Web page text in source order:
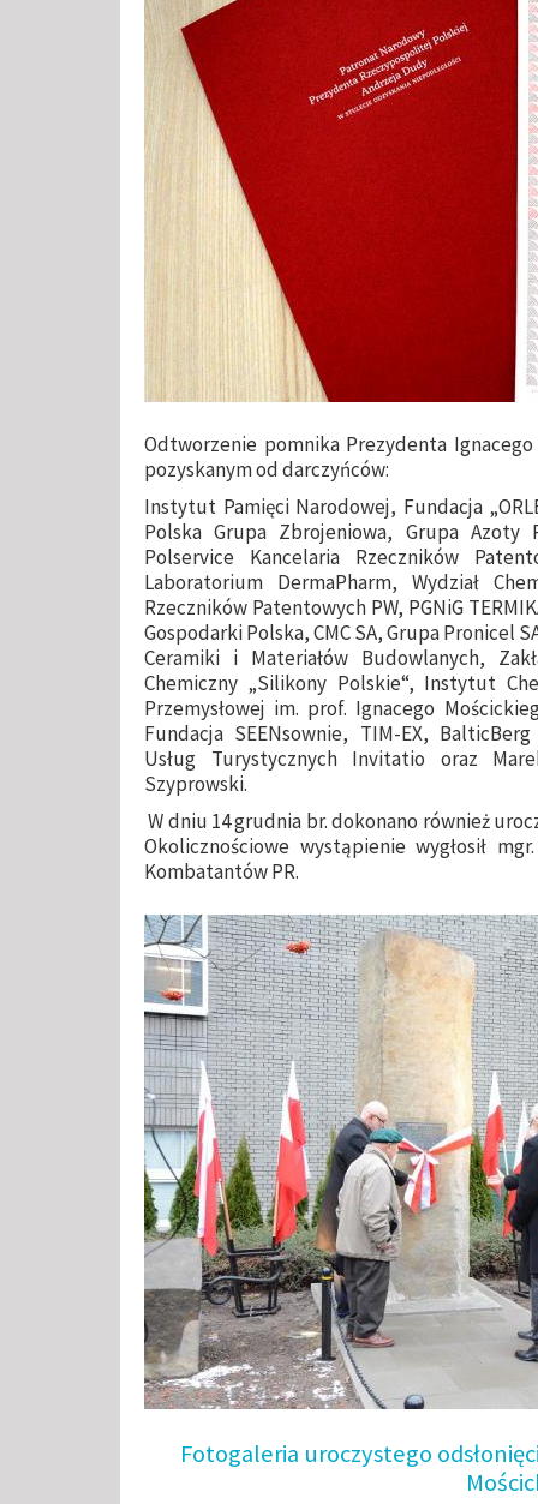
Odtworzenie pomnika Prezydenta
pozyskanym od darczyńców:
Instytut Pamięci Narodowej, Fundacja
Polska Grupa Zbrojeniowa, Grupa Azoty
Polservice Kancelaria Rzeczników
Laboratorium DermaPharm, Wydział
Rzeczników Patentowych PW, PGNiG
Gospodarki Polska, CMC SA, Grupa Pronicel
Ceramiki i Materiałów Budowlanych,
Chemiczny „Silikony Polskie“, Instytut
Przemysłowej im. prof. Ignacego
Fundacja SEENsownie, TIM-EX,
Usług Turystycznych Invitatio oraz
Szyprowski.
W dniu 14 grudnia br. dokonano również
Okolicznościowe wystąpienie wygłosił
Kombatantów PR.
Fotogaleria uroczystego